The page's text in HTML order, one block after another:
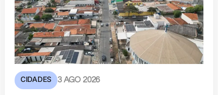
CIDADES 3 AGO 2026